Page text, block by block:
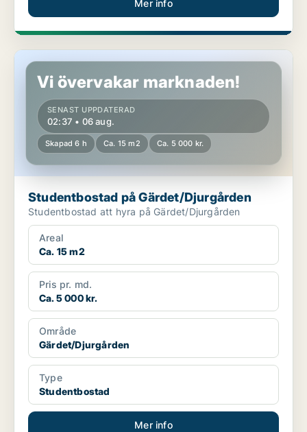
Mer info
Studentbostad på Gärdet/Djurgården
Vi övervakar marknaden!
SENAST UPPDATERAD
02:37 • 06 aug.
Skapad 6 h Ca. 15 m2 Ca. 5 000 kr.
Studentbostad på Gärdet/Djurgården
Studentbostad att hyra på Gärdet/Djurgården
Areal
Ca. 15 m2
Pris pr. md.
Ca. 5 000 kr.
Område
Gärdet/Djurgården
Type
Studentbostad
Mer info